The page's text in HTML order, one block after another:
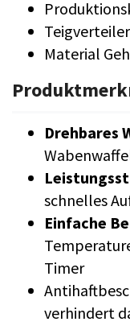
Material
Drehbares
schnelles
Einfache
Timer
verhindert